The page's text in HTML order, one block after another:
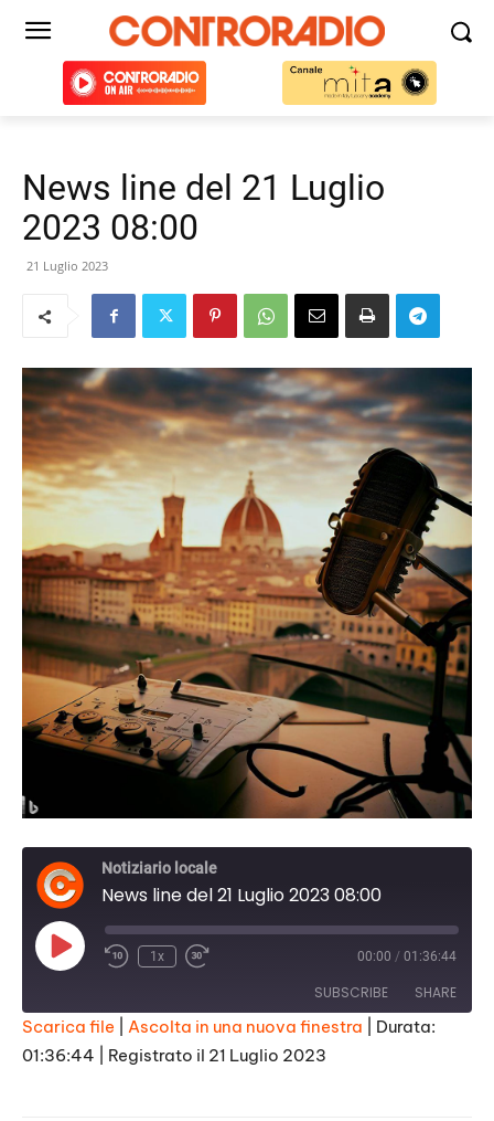
News line del 21 Luglio
2023 08:00
21 Luglio 2023
Notiziario locale
News line del 21 Luglio 2023 08:00
Play
Episode
1x 00:00 / 01:36:44
SUBSCRIBE SHARE
SHARE
Scarica file Ascolta in una nuova finestra
Durata:
01:36:44
Registrato il 21 Luglio 2023